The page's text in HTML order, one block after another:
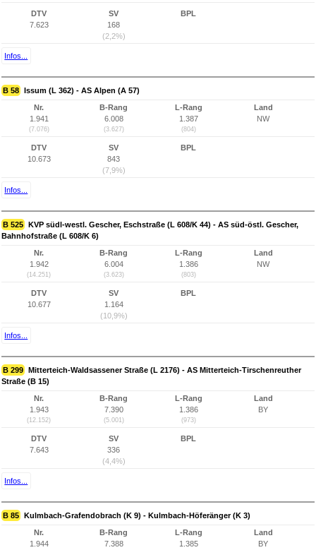
DTV
7.623
SV
168
(2,2%)
BPL
Infos...
B 58 Issum (L 362) - AS Alpen (A 57)
Nr.
1.941
(7.076)
B-Rang
6.008
(3.627)
L-Rang
1.387
(804)
Land
NW
DTV
10.673
SV
843
(7,9%)
BPL
Infos...
B 525 KVP südl-westl. Gescher, Eschstraße (L 608/K 44) - AS süd-östl. Gescher,
Bahnhofstraße (L 608/K 6)
Nr.
1.942
(14.251)
B-Rang
6.004
(3.623)
L-Rang
1.386
(803)
Land
NW
DTV
10.677
SV
1.164
(10,9%)
BPL
Infos...
B 299 Mitterteich-Waldsassener Straße (L 2176) - AS Mitterteich-Tirschenreuther
Straße (B 15)
Nr.
1.943
(12.152)
B-Rang
7.390
(5.001)
L-Rang
1.386
(973)
Land
BY
DTV
7.643
SV
336
(4,4%)
BPL
Infos...
B 85 Kulmbach-Grafendobrach (K 9) - Kulmbach-Höferänger (K 3)
Nr.
1.944
B-Rang
7.388
L-Rang
1.385
Land
BY